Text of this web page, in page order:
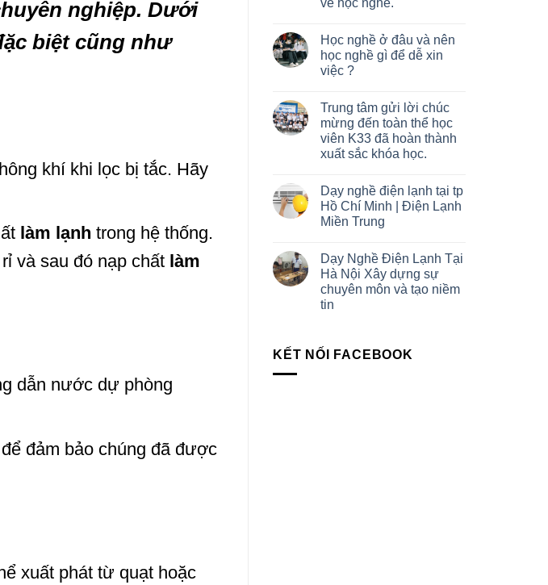
nghiệp. Dưới
biệt cũng như
khí khi lọc bị tắc. Hãy
làm lạnh trong hệ thống.
và sau đó nạp chất làm
dẫn nước dự phòng
đảm bảo chúng đã được
xuất phát từ quạt hoặc
Học nghề ở đâu và nên
học nghề gì để dễ xin
việc ?
Trung tâm gửi lời chúc
mừng đến toàn thể học
viên K33 đã hoàn thành
xuất sắc khóa học.
Dạy nghề điện lạnh tại tp
Hồ Chí Minh | Điện Lạnh
Miền Trung
Dạy Nghề Điện Lạnh Tại
Hà Nội Xây dựng sự
chuyên môn và tạo niềm
tin
KẾT NỐI FACEBOOK